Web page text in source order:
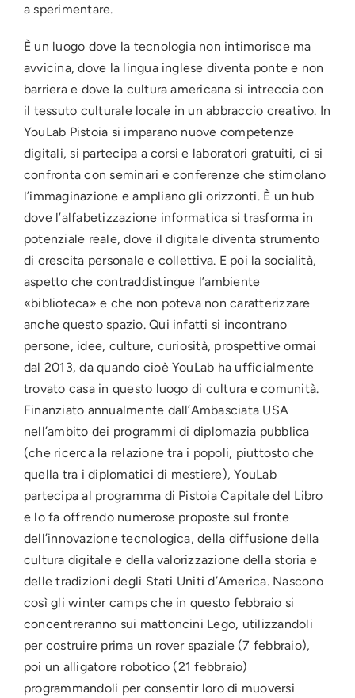
a sperimentare.
È un luogo dove la tecnologia non intimorisce ma
avvicina, dove la lingua inglese diventa ponte e non
barriera e dove la cultura americana si intreccia con
il tessuto culturale locale in un abbraccio creativo. In
YouLab Pistoia si imparano nuove competenze
digitali, si partecipa a corsi e laboratori gratuiti, ci si
confronta con seminari e conferenze che stimolano
l’immaginazione e ampliano gli orizzonti. È un hub
dove l’alfabetizzazione informatica si trasforma in
potenziale reale, dove il digitale diventa strumento
di crescita personale e collettiva. E poi la socialità,
aspetto che contraddistingue l’ambiente
«biblioteca» e che non poteva non caratterizzare
anche questo spazio. Qui infatti si incontrano
persone, idee, culture, curiosità, prospettive ormai
dal 2013, da quando cioè YouLab ha ufficialmente
trovato casa in questo luogo di cultura e comunità.
Finanziato annualmente dall’Ambasciata USA
nell’ambito dei programmi di diplomazia pubblica
(che ricerca la relazione tra i popoli, piuttosto che
quella tra i diplomatici di mestiere), YouLab
partecipa al programma di Pistoia Capitale del Libro
e lo fa offrendo numerose proposte sul fronte
dell’innovazione tecnologica, della diffusione della
cultura digitale e della valorizzazione della storia e
delle tradizioni degli Stati Uniti d’America. Nascono
così gli winter camps che in questo febbraio si
concentreranno sui mattoncini Lego, utilizzandoli
per costruire prima un rover spaziale (7 febbraio),
poi un alligatore robotico (21 febbraio)
programmandoli per consentir loro di muoversi